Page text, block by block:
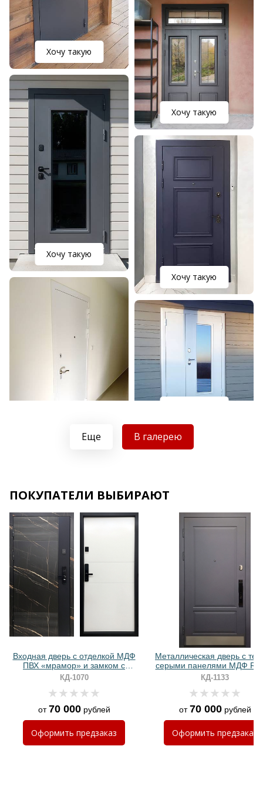
Хочу такую
Хочу такую
Хочу такую
Хочу такую
Хочу такую
Хочу такую
Хочу такую
Хочу такую
Еще В галерею
ПОКУПАТЕЛИ ВЫБИРАЮТ
Входная дверь с отделкой МДФ
ПВХ «мрамор» и замком с
биометрией
КД-1070
от70 000рублей
Оформить предзаказ
Металлическая дверь с
серыми панелями МДФ
отбойником и
замком
КД-1133
от70 000рублей
Оформить предзаказ